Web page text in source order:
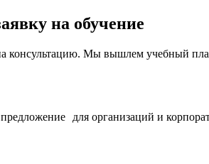
на обучение
на консультацию. Мы вышлем учебный
для организаций и